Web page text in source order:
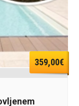
359,00€